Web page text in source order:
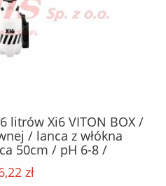
litrów Xi6 VITON BOX /
/ lanca z włókna
50cm / pH 6-8 /
zł